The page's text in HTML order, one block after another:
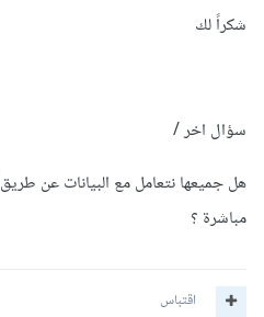
شكراً لك
سؤال اخر /
هل جميعها نتعامل مع البيانات عن طريق
مباشرة ؟
اقتباس